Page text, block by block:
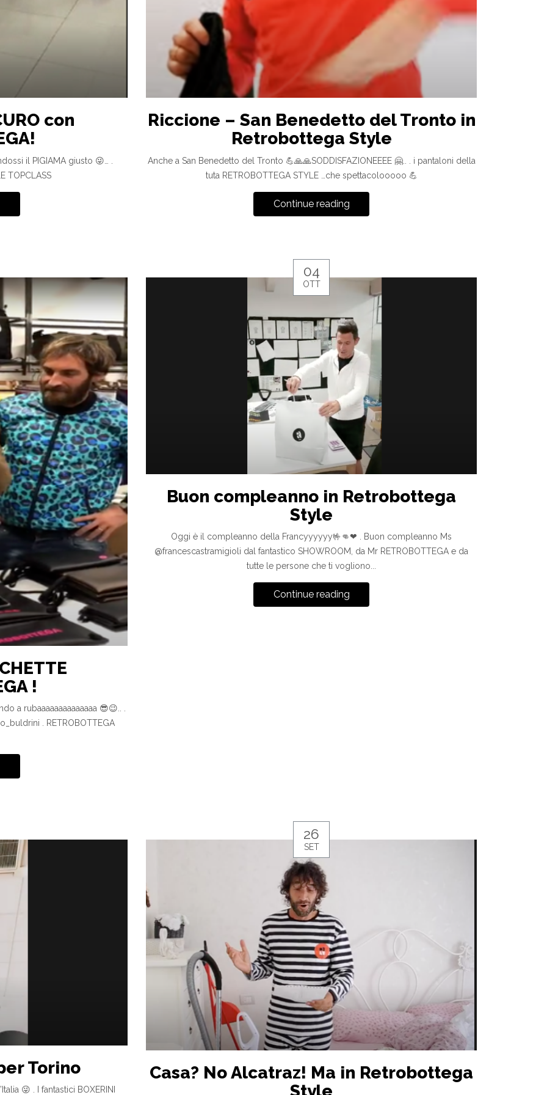
con
il PIGIAMA giusto 😜… .
TOPCLASS
Riccione – San Benedetto del Tronto in
Retrobottega Style
Anche a San Benedetto del Tronto 💪🙏🙏SODDISFAZIONEEEE 🤗.. . i pantaloni della
tuta RETROBOTTEGA STYLE …che spettacolooooo 💪
Continue reading
!
a rubaaaaaaaaaaaaaa 😎😉.. .
. RETROBOTTEGA
04
OTT
Buon compleanno in Retrobottega
Style
Oggi è il compleanno della Francyyyyyy🤟👊❤ . Buon compleanno Ms
@francescastramigioli dal fantastico SHOWROOM, da Mr RETROBOTTEGA e da
tutte le persone che ti vogliono...
Continue reading
Torino
😜 . I fantastici BOXERINI
26
SET
Casa? No Alcatraz! Ma in Retrobottega